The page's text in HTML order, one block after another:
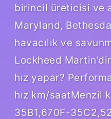
birincil üreticisi ve
Maryland,
havacılık ve
Lockheed
hız yapar?
hız km/saatMenzil
35B1,670F-